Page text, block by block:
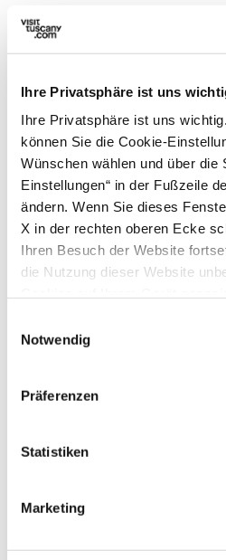
Ihre Privatsphäre ist uns
Ihre Privatsphäre ist uns
können Sie die Cookie-
Wünschen wählen und über die
Einstellungen“ in der Fußzeile
ändern. Wenn Sie dieses
X in der rechten oberen Ecke
Ihren Besuch der Website
die Nutzung dieser Website
Zustimmung.
Notwendig
Präferenzen
Statistiken
Marketing
4. Uffizien-Galerie
map Auf der
5. Etappe 5
Palazzo Pitti e
Boboli